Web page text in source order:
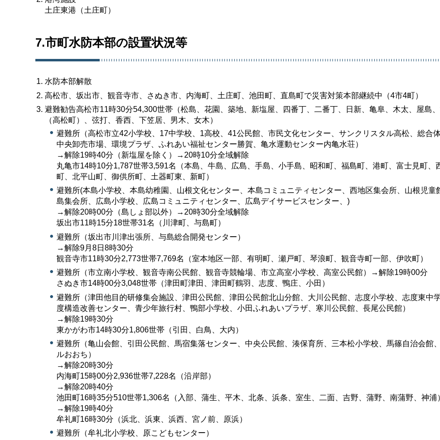
土庄東港（土庄町）
7.市町水防本部の設置状況等
水防本部解散
高松市、坂出市、観音寺市、さぬき市、内海町、土庄町、池田町、直島町で災害対策本部継続中（4市4町）
避難勧告高松市11時30分54,300世帯（松島、花園、築地、新塩屋、四番丁、二番丁、日新、亀阜、木太、屋島
（高松町）、弦打、香西、下笠居、男木、女木）
避難所（高松市立42小学校、17中学校、1高校、41公民館、市民文化センター、サンクリスタル高松、総合体
中央卸売市場、環境プラザ、ふれあい福祉センター勝賀、亀水運動センター内亀水荘）
→解除19時40分（新塩屋を除く）→20時10分全域解除
丸亀市14時10分1,787世帯3,591名（本島、牛島、広島、手島、小手島、昭和町、福島町、港町、富士見町、
町、北平山町、御供所町、土器町東、新町）
避難所(本島小学校、本島幼稚園、山根文化センター、本島コミュニティセンター、西地区集会所、山根児童
島集会所、広島小学校、広島コミュニティセンター、広島デイサービスセンター、)
→解除20時00分（島しょ部以外）→20時30分全域解除
坂出市11時15分18世帯31名（川津町、与島町）
避難所（坂出市川津出張所、与島総合開発センター）
→解除9月8日8時30分
観音寺市11時30分2,773世帯7,769名（室本地区一部、有明町、瀬戸町、琴浪町、観音寺町一部、伊吹町）
避難所（市立南小学校、観音寺南公民館、観音寺競輪場、市立高室小学校、高室公民館）→解除19時00分
さぬき市14時00分3,048世帯（津田町津田、津田町鶴羽、志度、鴨庄、小田）
避難所（津田他目的研修集会施設、津田公民館、津田公民館北山分館、大川公民館、志度小学校、志度東中
度構造改善センター、青少年旅行村、鴨部小学校、小田ふれあいプラザ、寒川公民館、長尾公民館）
→解除19時30分
東かがわ市14時30分1,806世帯（引田、白鳥、大内）
避難所（亀山会館、引田公民館、馬宿集落センター、中央公民館、湊保育所、三本松小学校、馬篠自治会館
ルおおち）
→解除20時30分
内海町15時00分2,936世帯7,228名（沿岸部）
→解除20時40分
池田町16時35分510世帯1,306名（入部、蒲生、平木、北条、浜条、室生、二面、吉野、蒲野、南蒲野、神浦
→解除19時40分
牟礼町16時30分（浜北、浜東、浜西、宮ノ前、原浜）
避難所（牟礼北小学校、原こどもセンター）